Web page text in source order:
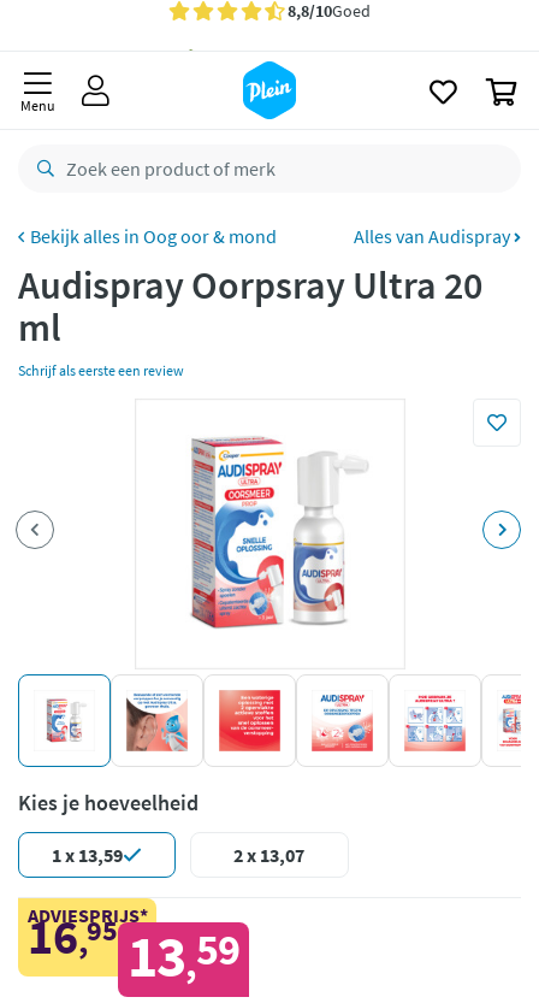
Gratisbezorging vanaf 35,- *
besteld,maandag
retourneren
CO2 neutraal bezorgd
Betaal met Klarna
Menu
Oog oor & mond Alles van Audispray
Audispray Oorpsray Ultra 20
ml
Schrijf als eerste een review
Kies je hoeveelheid
1 x 13,59 2 x 13,07
ADVIESPRIJS*
16,95 13,59